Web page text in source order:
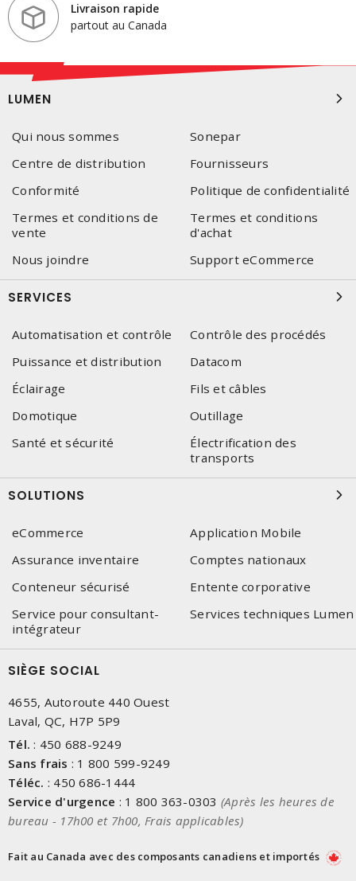
Livraison rapide
partout au Canada
LUMEN
Qui nous sommes
Sonepar
Centre de distribution
Fournisseurs
Conformité
Politique de confidentialité
Termes et conditions de
vente
Termes et conditions
d'achat
Nous joindre
Support eCommerce
SERVICES
Automatisation et contrôle
Contrôle des procédés
Puissance et distribution
Datacom
Éclairage
Fils et câbles
Domotique
Outillage
Santé et sécurité
Électrification des
transports
SOLUTIONS
eCommerce
Application Mobile
Assurance inventaire
Comptes nationaux
Conteneur sécurisé
Entente corporative
Service pour consultant-
intégrateur
Services techniques Lumen
SIÈGE SOCIAL
4655, Autoroute 440 Ouest
Laval, QC, H7P 5P9
Tél. : 450 688-9249
Sans frais : 1 800 599-9249
Téléc. : 450 686-1444
Service d'urgence : 1 800 363-0303 (Après les heures de
bureau - 17h00 et 7h00, Frais applicables)
Fait au Canada avec des composants canadiens et importés